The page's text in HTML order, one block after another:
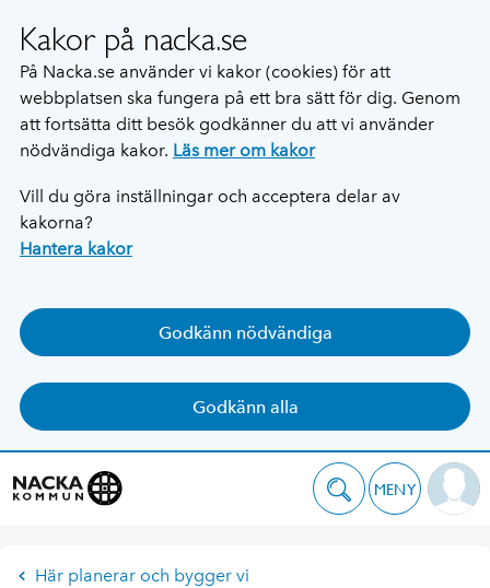
Kakor på nacka.se
På Nacka.se använder vi kakor (cookies) för att
webbplatsen ska fungera på ett bra sätt för dig. Genom
att fortsätta ditt besök godkänner du att vi använder
nödvändiga kakor. Läs mer om kakor
Vill du göra inställningar och acceptera delar av
kakorna?
Hantera kakor
Godkänn nödvändiga
Godkänn alla
MENY
Här planerar och bygger vi